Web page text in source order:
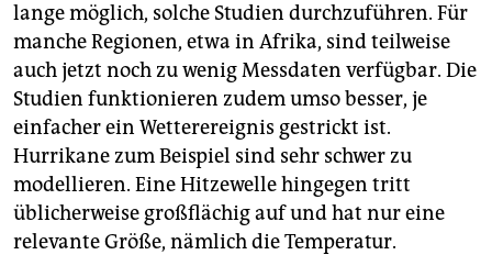
lange möglich, solche Studien durchzuführen. Für
manche Regionen, etwa in Afrika, sind teilweise
auch jetzt noch zu wenig Messdaten verfügbar. Die
Studien funktionieren zudem umso besser, je
einfacher ein Wetterereignis gestrickt ist.
Hurrikane zum Beispiel sind sehr schwer zu
modellieren. Eine Hitzewelle hingegen tritt
üblicherweise großflächig auf und hat nur eine
relevante Größe, nämlich die Temperatur.